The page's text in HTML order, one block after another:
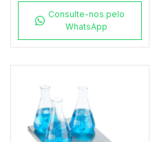
Consulte-nos pelo
WhatsApp